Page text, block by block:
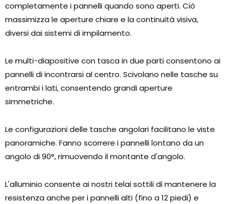
completamente i pannelli quando sono aperti. Ciò
massimizza le aperture chiare e la continuità visiva,
diversi dai sistemi di impilamento.
Le multi-diapositive con tasca in due parti consentono ai
pannelli di incontrarsi al centro. Scivolano nelle tasche su
entrambi i lati, consentendo grandi aperture
simmetriche.
Le configurazioni delle tasche angolari facilitano le viste
panoramiche. Fanno scorrere i pannelli lontano da un
angolo di 90°, rimuovendo il montante d'angolo.
L'alluminio consente ai nostri telai sottili di mantenere la
resistenza anche per i pannelli alti (fino a 12 piedi) e